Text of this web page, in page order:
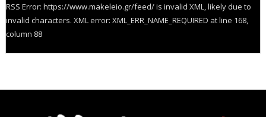
RSS Error: https://www.makeleio.gr/feed/ is invalid XML, likely due to
invalid characters. XML error: XML_ERR_NAME_REQUIRED at line 168,
column 88